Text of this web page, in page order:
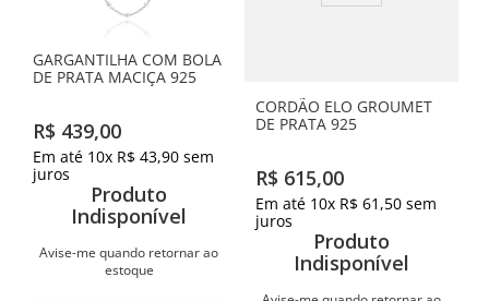
GARGANTILHA COM BOLA
DE PRATA MACIÇA 925
R$ 439,00
Em até 10x R$ 43,90 sem
juros
Produto
Indisponível
Avise-me quando retornar ao
estoque
CORDÃO ELO GROUMET
DE PRATA 925
R$ 615,00
Em até 10x R$ 61 ,50 sem
juros
Produto
Indisponível